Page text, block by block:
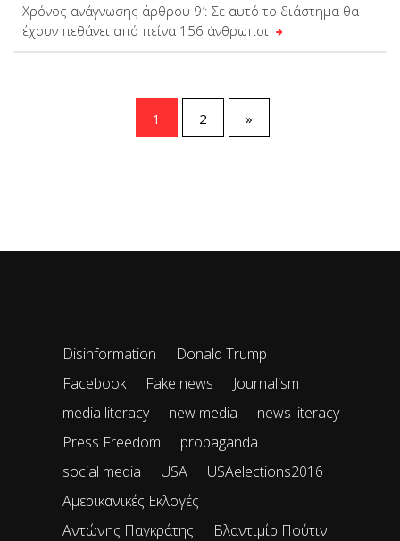
Χρόνος ανάγνωσης άρθρου 9′: Σε αυτό το διάστημα θα
έχουν πεθάνει από πείνα 156 άνθρωποι
1 2 »
Disinformation
Donald Trump
Facebook
Fake news
Journalism
media literacy
new media
news literacy
Press Freedom
propaganda
social media
USA
USAelections2016
Αμερικανικές Εκλογές
Αντώνης Παγκράτης
Βλαντιμίρ Πούτιν